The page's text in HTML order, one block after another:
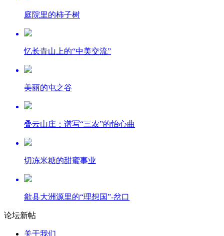
庭院里的柿子树
忆长青山上的“中美交流”
美丽的屯之谷
叠云山庄：谱写“三农”的怡心曲
切冻米糖的甜蜜事业
歙县大洲源里的“理想国”-岔口
论坛新帖
关于我们